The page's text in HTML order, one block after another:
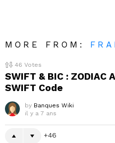
MORE FROM:
46 Votes
SWIFT & BIC : ZODIAC
SWIFT Code
by Banques Wiki
il y a 7 ans
46